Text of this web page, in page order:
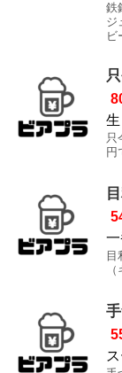
鉄
ジ
ビ
生
只
円
目